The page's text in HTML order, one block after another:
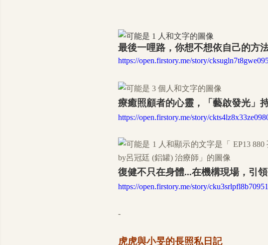
最後一哩路，你想不想依自己的方
https://open.firstory.me/story/
療癒照顧者的心靈，「藝啟發光」
https://open.firstory.me/story/
復健不只在身體...在機構現場，引
https://open.firstory.me/story/
-
虎虎與小旻的長照私日記